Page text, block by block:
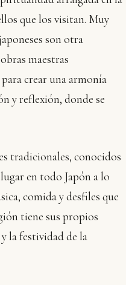
que los visitan. Muy
son otra
maestras
crear una armonía
y reflexión, donde se
tradicionales, conocidos
en todo Japón a lo
comida y desfiles que
tiene sus propios
la festividad de la